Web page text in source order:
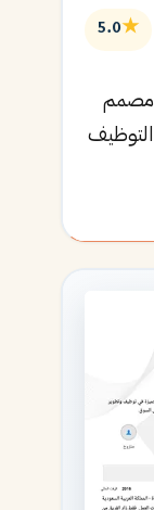
★
5.0
مصمم